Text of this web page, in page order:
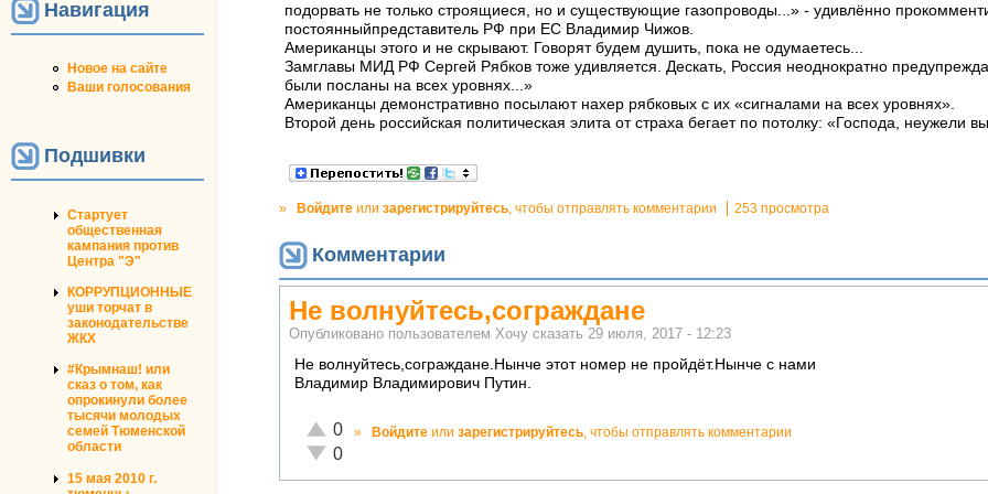
Навигация
Новое на сайте
Ваши голосования
Подшивки
Стартует
общественная
кампания против
Центра "Э"
КОРРУПЦИОННЫЕ
уши торчат в
законодательстве
ЖКХ
#Крымнаш! или
сказ о том, как
опрокинули более
тысячи молодых
семей Тюменской
области
15 мая 2010 г.
подорвать не только строящиеся, но и существующие газопроводы...» - удивлённо
постоянныйпредставитель РФ при ЕС Владимир Чижов.
Американцы этого и не скрывают. Говорят будем душить, пока не одумаетесь...
Замглавы МИД РФ Сергей Рябков тоже удивляется. Дескать, Россия неоднократно
были посланы на всех уровнях...»
Американцы демонстративно посылают нахер рябковых с их «сигналами на всех уровнях».
Второй день российская политическая элита от страха бегает по потолку: «Господа, неужели
» Войдите или зарегистрируйтесь, чтобы отправлять комментарии 253 просмотра
Комментарии
Не волнуйтесь,сограждане
Опубликовано пользователем Хочу сказать 29 июля, 2017 - 12:23
Не волнуйтесь,сограждане.Нынче этот номер не пройдёт.Нынче с нами
Владимир Владимирович Путин.
Отлично!
0
Неадекватно!
0
» Войдите или зарегистрируйтесь, чтобы отправлять комментарии